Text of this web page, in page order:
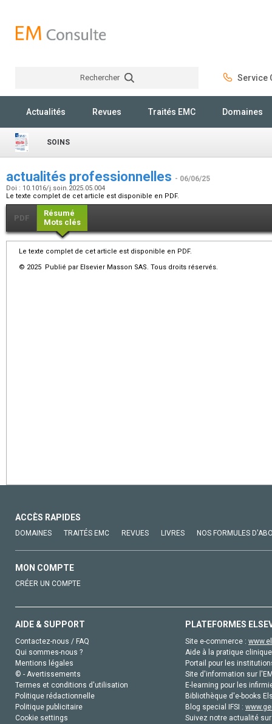
Rechercher Service
Actualités Revues Traités EMC Domaines
SOINS
actualités professionnelles - 06/06/25
Doi : 10.1016/j.soin.2025.05.004
Le texte complet de cet article est disponible en PDF.
PDF
Résumé
Mots clés
Le texte complet de cet article est disponible en PDF.
© 2025 Publié par Elsevier Masson SAS. Tous droits réservés.
ACCÈS RAPIDES
DOMAINES TRAITÉS EMC REVUES LIVRES NOS FORMULES
MON COMPTE
CRÉER UN COMPTE
AIDE & SUPPORT
Contactez-nous / FAQ
Qui sommes-nous ?
Mentions légales
© - Avertissements
Termes et conditions d'utilisation
Politique rédactionnelle
Politique publicitaire
Cookie settings
PLATEFORMES
Site e-commerce :
Aide à la pratique
Portail pour les
Site d'information sur
E-learning pour les
Bibliothèque d'e-books
Blog special IFSI :
Suivez notre actualité